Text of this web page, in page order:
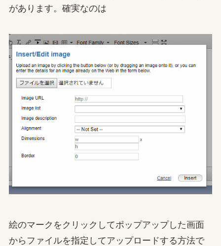
があります。確実なのは
絵のマークをクリックしてポップアップした画面
からファイルを指定してアップロードする方法で